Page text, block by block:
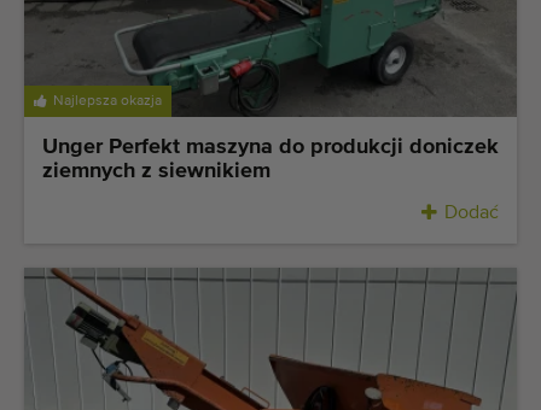
Najlepsza okazja
Unger Perfekt maszyna do produkcji doniczek
ziemnych z siewnikiem
Dodać